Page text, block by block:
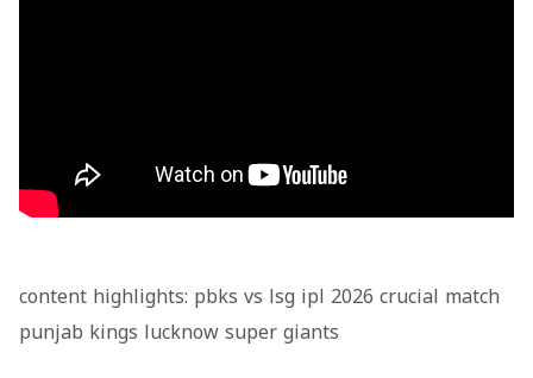
content highlights: pbks vs lsg ipl 2026 crucial match
punjab kings lucknow super giants